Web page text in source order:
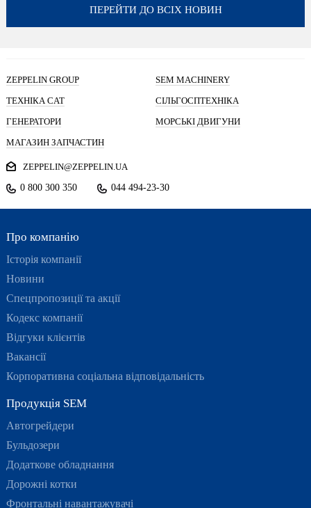
ПЕРЕЙТИ ДО ВСІХ НОВИН
ZEPPELIN GROUP
SEM MACHINERY
ТЕХНІКА CAT
СІЛЬГОСПТЕХНІКА
ГЕНЕРАТОРИ
МОРСЬКІ ДВИГУНИ
МАГАЗИН ЗАПЧАСТИН
ZEPPELIN@ZEPPELIN.UA
0 800 300 350
044 494-23-30
Про компанію
Історія компанії
Новини
Спецпропозиції та акції
Кодекс компанії
Відгуки клієнтів
Вакансії
Корпоративна соціальна відповідальність
Продукція SEM
Автогрейдери
Бульдозери
Додаткове обладнання
Дорожні котки
Фронтальні навантажувачі